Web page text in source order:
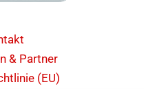
& Partner
(EU)